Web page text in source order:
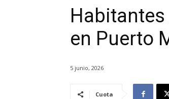
en Puerto
5 junio, 2026
Cuota